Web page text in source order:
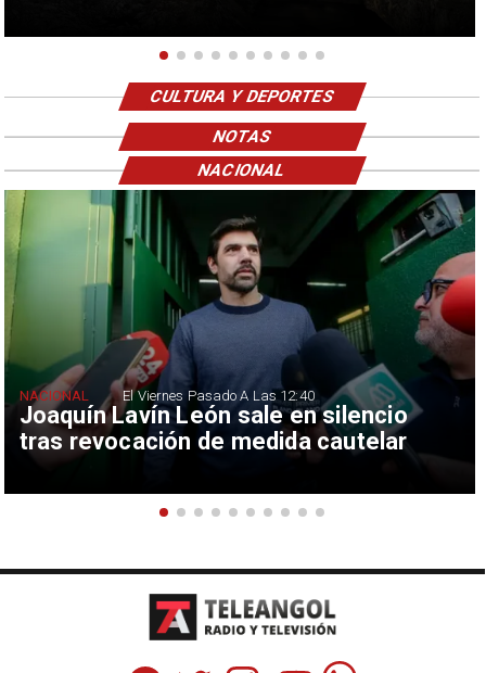
CULTURA Y DEPORTES
NOTAS
Joaquín Lavín León sale en silencio
tras revocación de medida cautelar
NACIONAL El Viernes Pasado A Las 12:40
NACIONAL